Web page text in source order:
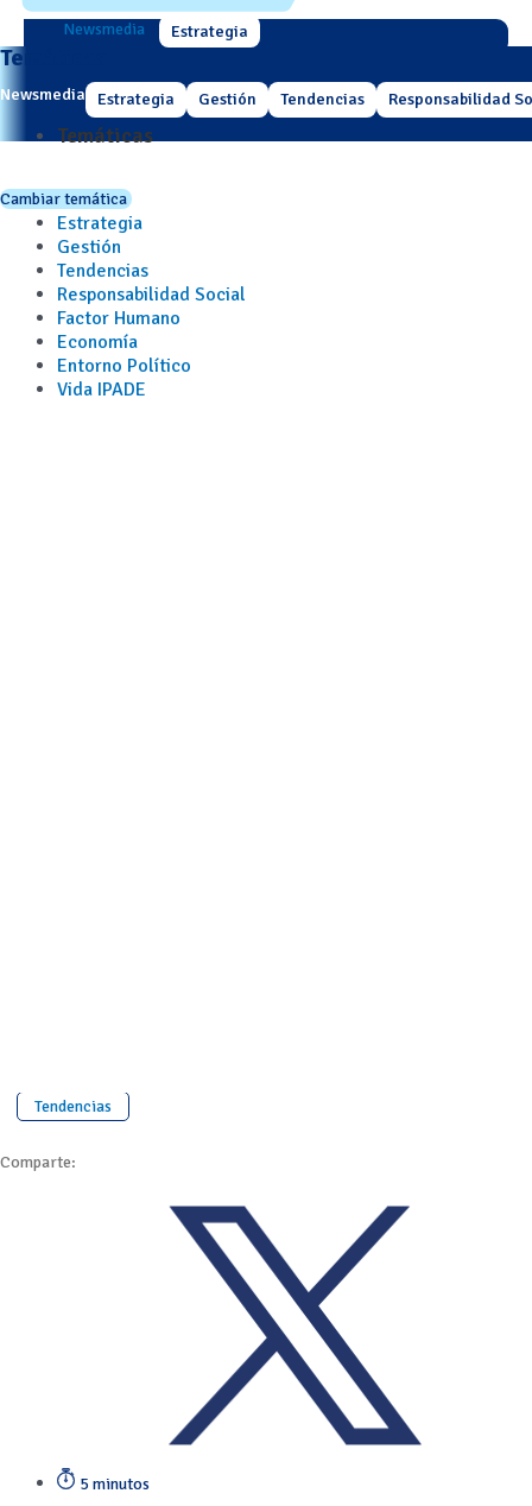
Newsmedia Estrategia
Temáticas
Newsmedia Estrategia Gestión Tendencias Responsabilidad
Temáticas
Cambiar temática
Estrategia
Gestión
Tendencias
Responsabilidad Social
Factor Humano
Economía
Entorno Político
Vida IPADE
Tendencias
Comparte:
5 minutos